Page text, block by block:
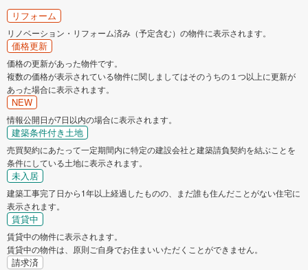
リフォーム
リノベーション・リフォーム済み（予定含む）の物件に表示されます。
価格更新
価格の更新があった物件です。
複数の価格が表示されている物件に関しましてはそのうちの１つ以上に更新が
あった場合に表示されます。
NEW
情報公開日が7日以内の場合に表示されます。
建築条件付き土地
売買契約にあたって一定期間内に特定の建設会社と建築請負契約を結ぶことを
条件にしている土地に表示されます。
未入居
建築工事完了日から1年以上経過したものの、まだ誰も住んだことがない住宅に
表示されます。
賃貸中
賃貸中の物件に表示されます。
賃貸中の物件は、原則ご自身でお住まいいただくことができません。
請求済